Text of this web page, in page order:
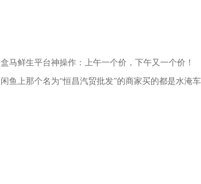
盒马鲜生平台神操作：上午一个价，下午又一个价！
闲鱼上那个名为“恒昌汽贸批发”的商家买的都是水淹